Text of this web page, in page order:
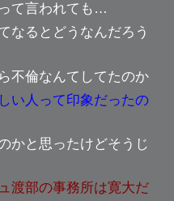
て言われても…
なるとどうなんだろう
不倫なんてしてたのか
い人って印象だったの
かと思ったけどそうじ
渡部の事務所は寛大だ